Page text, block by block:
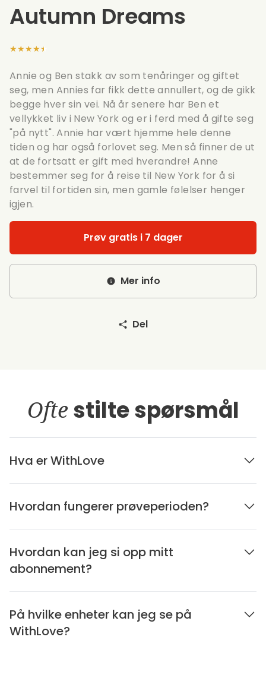
Autumn Dreams
★★★★★
Annie og Ben stakk av som tenåringer og giftet
seg, men Annies far fikk dette annullert, og de gikk
begge hver sin vei. Nå år senere har Ben et
vellykket liv i New York og er i ferd med å gifte seg
"på nytt". Annie har vært hjemme hele denne
tiden og har også forlovet seg. Men så finner de ut
at de fortsatt er gift med hverandre! Anne
bestemmer seg for å reise til New York for å si
farvel til fortiden sin, men gamle følelser henger
igjen.
Prøv gratis i 7 dager
Mer info
Del
Ofte stilte spørsmål
Hva er WithLove
Hvordan fungerer prøveperioden?
Hvordan kan jeg si opp mitt
abonnement?
På hvilke enheter kan jeg se på
WithLove?